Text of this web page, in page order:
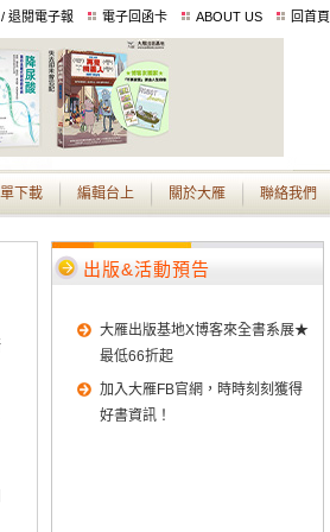
退閱電子報 電子回函卡 ABOUT US 回首頁
下載 編輯台上 關於大雁 聯絡我們
出版&活動預告
大雁出版基地X博客來全書系展★
最低66折起
加入大雁FB官網，時時刻刻獲得
好書資訊！